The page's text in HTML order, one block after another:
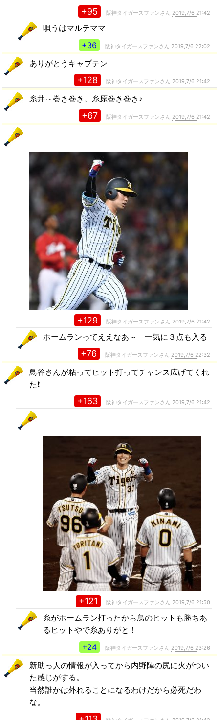
+95 阪神タイガースファンさん 2019,7/6 21:42
唄うはマルテママ
+36
阪神タイガースファンさん 2019,7/6 22:02
ありがとうキャプテン
+128 阪神タイガースファンさん 2019,7/6 21:42
糸井～巻き巻き、糸原巻き巻き♪
+67 阪神タイガースファンさん 2019,7/6 21:42
+129 阪神タイガースファンさん 2019,7/6 21:42
ホームランってええなあ～ 一気に３点も入る
+76 阪神タイガースファンさん 2019,7/6 22:32
鳥谷さんが粘ってヒット打ってチャンス広げてくれ
た❗
+163 阪神タイガースファンさん 2019,7/6 21:42
+121 阪神タイガースファンさん 2019,7/6 21:50
糸がホームラン打ったから鳥のヒットも勝ちあ
るヒットやで糸ありがと！
+24
阪神タイガースファンさん 2019,7/6 23:26
新助っ人の情報が入ってから内野陣の尻に火がつい
た感じがする。
当然誰かは外れることになるわけだから必死だわ
な。